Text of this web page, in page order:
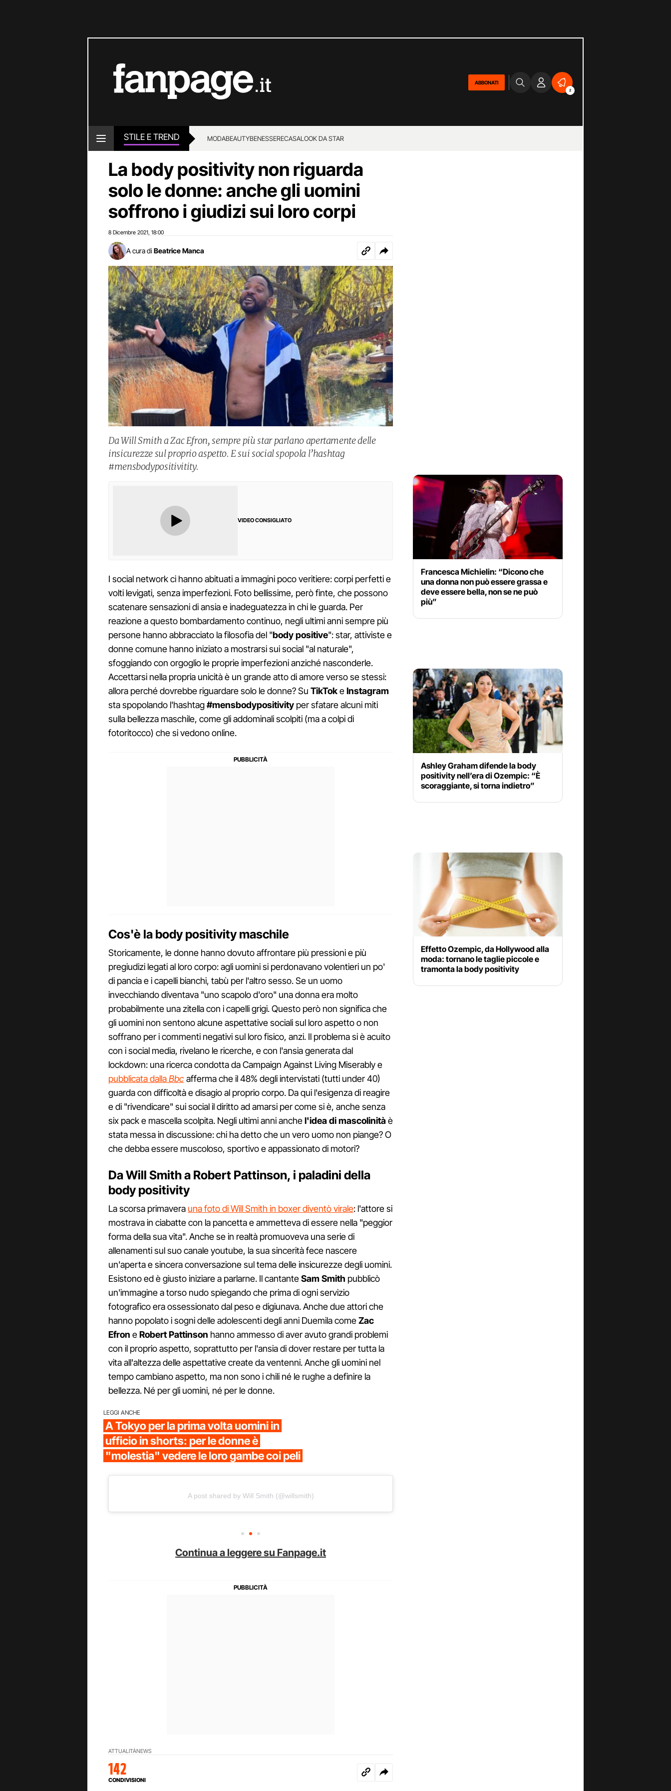
ABBONATI
2
STILE E TREND MODABEAUTYBENESSERECASALOOK DA STAR
La body positivity non riguarda
solo le donne: anche gli uomini
soffrono i giudizi sui loro corpi
8 Dicembre 2021 18:00
A cura di Beatrice Manca
Da Will Smith a Zac Efron, sempre più star parlano apertamente delle
insicurezze sul proprio aspetto. E sui social spopola l’hashtag
#mensbodypositivitity.
VIDEO CONSIGLIATO
I social network ci hanno abituati a immagini poco veritiere: corpi perfetti e
volti levigati, senza imperfezioni. Foto bellissime, però finte, che possono
scatenare sensazioni di ansia e inadeguatezza in chi le guarda. Per
reazione a questo bombardamento continuo, negli ultimi anni sempre più
persone hanno abbracciato la filosofia del "body positive": star, attiviste e
donne comune hanno iniziato a mostrarsi sui social "al naturale",
sfoggiando con orgoglio le proprie imperfezioni anziché nasconderle.
Accettarsi nella propria unicità è un grande atto di amore verso se stessi:
allora perché dovrebbe riguardare solo le donne? Su TikTokeInstagram
sta spopolando l'hashtag#mensbodypositivity per sfatare alcuni miti
sulla bellezza maschile, come gli addominali scolpiti (ma a colpi di
fotoritocco) che si vedono online.
Cos'è la body positivity maschile
Storicamente, le donne hanno dovuto affrontare più pressioni e più
pregiudizi legati al loro corpo: agli uomini si perdonavano volentieri un po'
di pancia e i capelli bianchi, tabù per l'altro sesso. Se un uomo
invecchiando diventava "uno scapolo d'oro" una donna era molto
probabilmente una zitella con i capelli grigi. Questo però non significa che
gli uomini non sentono alcune aspettative sociali sul loro aspetto o non
soffrano per i commenti negativi sul loro fisico, anzi. Il problema si è acuito
con i social media, rivelano le ricerche, e con l'ansia generata dal
lockdown: una ricerca condotta da Campaign Against Living Miserably e
pubblicata dallaBbc afferma che il 48% degli intervistati (tutti under 40)
guarda con difficoltà e disagio al proprio corpo. Da qui l'esigenza di reagire
e di "rivendicare" sui social il diritto ad amarsi per come si è, anche senza
six pack e mascella scolpita. Negli ultimi anni anchel'idea di mascolinitàè
stata messa in discussione: chi ha detto che un vero uomo non piange? O
che debba essere muscoloso, sportivo e appassionato di motori?
Da Will Smith a Robert Pattinson, i paladini della
body positivity
La scorsa primavera una foto di Will Smith in boxer diventò virale: l'attore si
mostrava in ciabatte con la pancetta e ammetteva di essere nella "peggior
forma della sua vita". Anche se in realtà promuoveva una serie di
allenamenti sul suo canale youtube, la sua sincerità fece nascere
un'aperta e sincera conversazione sul tema delle insicurezze degli uomini.
Esistono ed è giusto iniziare a parlarne. Il cantanteSam Smith pubblicò
un'immagine a torso nudo spiegando che prima di ogni servizio
fotografico era ossessionato dal peso e digiunava. Anche due attori che
hanno popolato i sogni delle adolescenti degli anni Duemila comeZac
Efron eRobert Pattinson hanno ammesso di aver avuto grandi problemi
con il proprio aspetto, soprattutto per l'ansia di dover restare per tutta la
vita all'altezza delle aspettative create da ventenni. Anche gli uomini nel
tempo cambiano aspetto, ma non sono i chili né le rughe a definire la
bellezza. Né per gli uomini, né per le donne.
LEGGI ANCHE
A Tokyo per la prima volta uomini in
ufficio in shorts: per le donne è
"molestia" vedere le loro gambe coi peli
A post shared by Will Smith (@willsmith)
Continua a leggere su Fanpage.it
ATTUALITÀNEWS
142
CONDIVISIONI
Francesca Michielin: “Dicono che
una donna non può essere grassa e
deve essere bella, non se ne può
più”
Ashley Graham difende la body
positivity nell’era di Ozempic: “È
scoraggiante, si torna indietro”
Effetto Ozempic, da Hollywood alla
moda: tornano le taglie piccole e
tramonta la body positivity